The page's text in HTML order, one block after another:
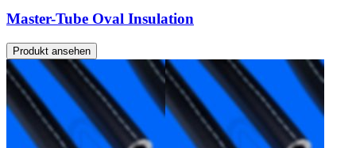
Master-Tube Oval Insulation
Produkt ansehen